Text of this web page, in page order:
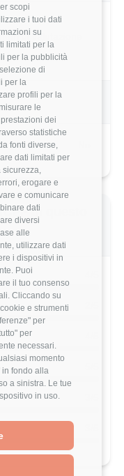
scopi
i tuoi dati
su
limitati per la
per la pubblicità
di
per la
profili per la
le
dei
statistiche
fonti diverse,
dati limitati per
erogare e
e comunicare
dati
diversi
alle
utilizzare dati
i dispositivi in
Puoi
il tuo consenso
Cliccando su
e strumenti
per
per
necessari.
momento
fondo alla
a sinistra. Le tue
in uso.
di valutazione
di questo